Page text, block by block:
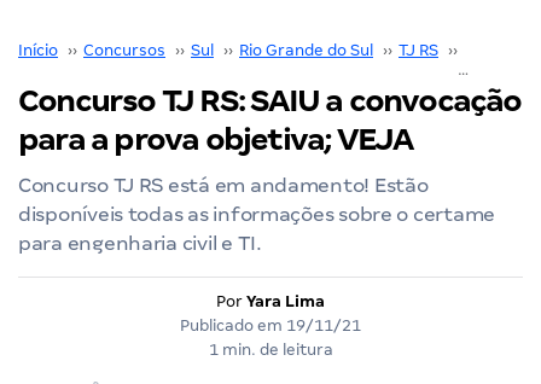
Início ›› Concursos ›› Sul ›› Rio Grande do Sul ›› TJ RS ››
Concurso TJ RS: SAIU a convocação
para a prova objetiva; VEJA
Concurso TJ RS está em andamento! Estão
disponíveis todas as informações sobre o certame
para engenharia civil e TI.
Por Yara Lima
Publicado em 19/11/21
1 min. de leitura